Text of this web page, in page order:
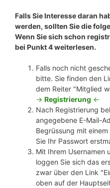
Falls Sie Interesse daran
werden, sollten Sie die
Wenn Sie sich schon
bei Punkt 4 weiterlesen.
Falls noch nicht
bitte. Sie finden den
dem Reiter "Mitglied
-> Registrierung <-
Nach Registrierung
angegebene E-Mail-
Begrüssung mit
Sie Ihr Passwort
Mit Ihrem Usernamen
loggen Sie sich das
zwar über den Link
oben auf der